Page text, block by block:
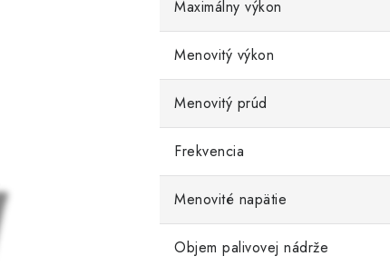
Maximálny výkon
Menovitý výkon
Menovitý prúd
Frekvencia
Menovité napätie
Objem palivovej nádrže